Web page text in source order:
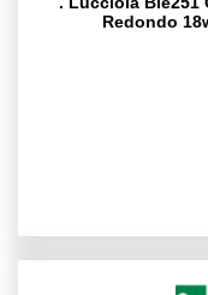
Redondo